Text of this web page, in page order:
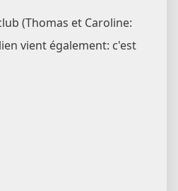
(Thomas et Caroline:
vient également: c'est